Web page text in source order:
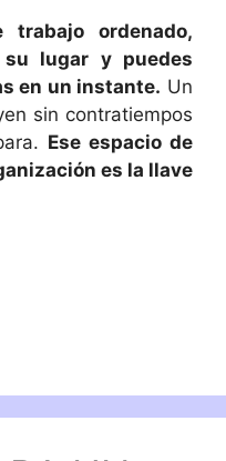
ordenado,
lugar y puedes
en un instante. Un
sin contratiempos
Ese espacio de
es la llave